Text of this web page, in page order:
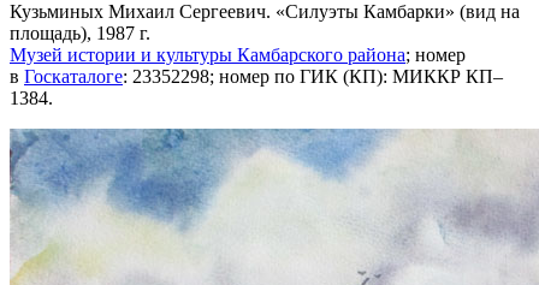
Кузьминых Михаил Сергеевич. «Силуэты Камбарки» (вид на
площадь), 1987 г.
Музей истории и культуры Камбарского района; номер
в Госкаталоге: 23352298; номер по ГИК (КП): МИККР КП–
1384.